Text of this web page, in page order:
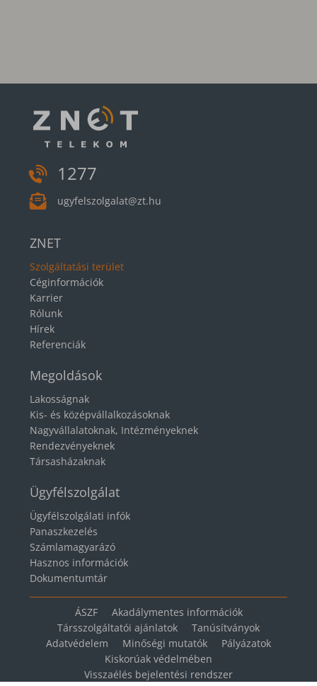
1277
ugyfelszolgalat@zt.hu
ZNET
Szolgáltatási terület
Céginformációk
Karrier
Rólunk
Hírek
Referenciák
Megoldások
Lakosságnak
Kis- és középvállalkozásoknak
Nagyvállalatoknak, Intézményeknek
Rendezvényeknek
Társasházaknak
Ügyfélszolgálat
Ügyfélszolgálati infók
Panaszkezelés
Számlamagyarázó
Hasznos információk
Dokumentumtár
ÁSZF
Akadálymentes információk
Társszolgáltatói ajánlatok
Tanúsítványok
Adatvédelem
Minőségi mutatók
Pályázatok
Kiskorúak védelmében
Visszaélés bejelentési rendszer